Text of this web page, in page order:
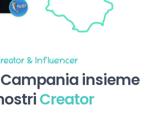
& Influencer
insieme
Creator